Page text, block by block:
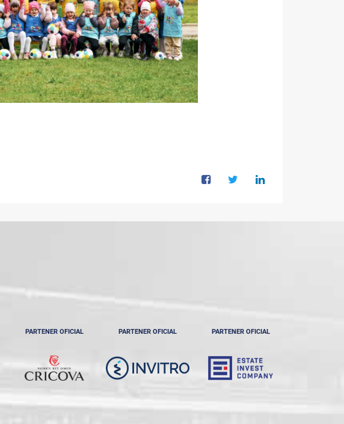
PARTENER OFICIAL PARTENER OFICIAL PARTENER OFICIAL